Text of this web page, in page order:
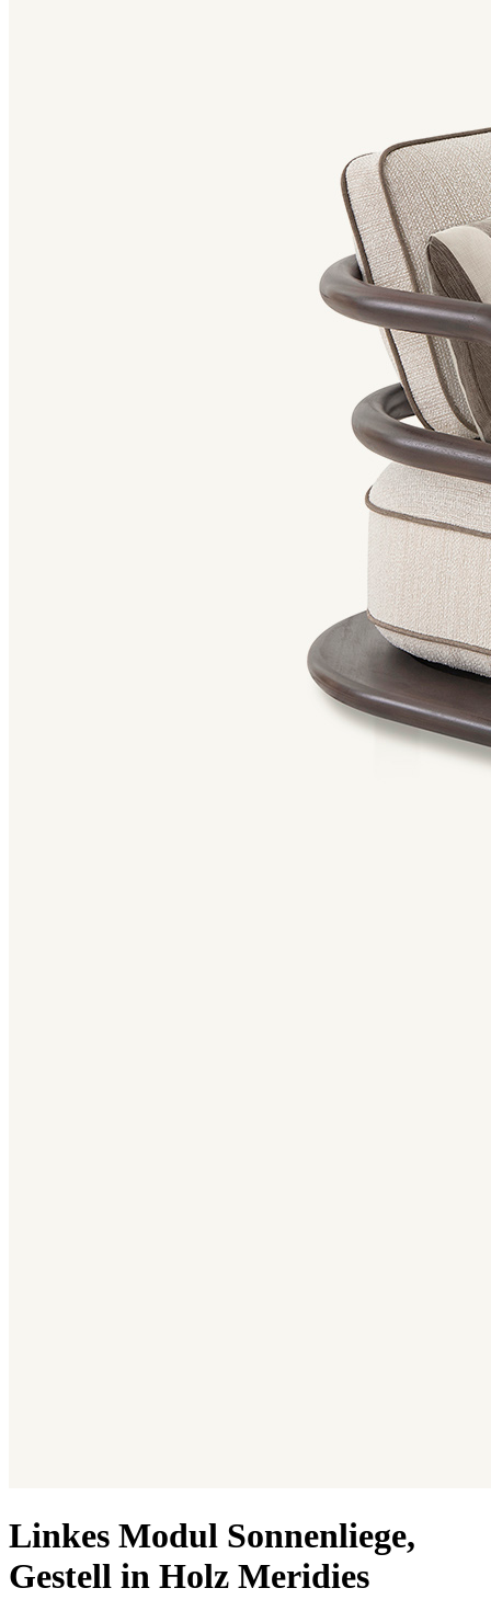
Linkes Modul Sonnenliege,
Gestell in Holz Meridies